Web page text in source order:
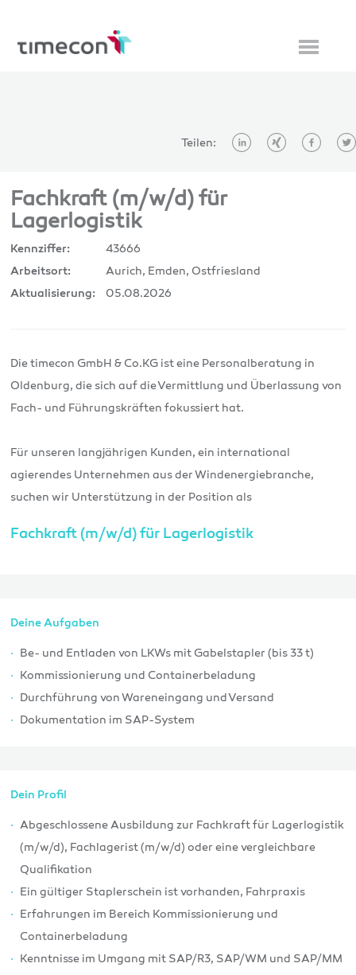
Teilen:
Fachkraft (m/w/d) für
Lagerlogistik
Kennziffer: 43666
Arbeitsort: Aurich, Emden, Ostfriesland
Aktualisierung: 05.08.2026
Die timecon GmbH & Co.KG ist eine Personalberatung in
Oldenburg, die sich auf die Vermittlung und Überlassung von
Fach- und Führungskräften fokussiert hat.
Für unseren langjährigen Kunden, ein international
agierendes Unternehmen aus der Windenergiebranche,
suchen wir Unterstützung in der Position als
Fachkraft (m/w/d) für Lagerlogistik
Deine Aufgaben
Be- und Entladen von LKWs mit Gabelstapler (bis 33 t)
Kommissionierung und Containerbeladung
Durchführung von Wareneingang und Versand
Dokumentation im SAP-System
Dein Profil
Abgeschlossene Ausbildung zur Fachkraft für Lagerlogistik
(m/w/d), Fachlagerist (m/w/d) oder eine vergleichbare
Qualifikation
Ein gültiger Staplerschein ist vorhanden, Fahrpraxis
Erfahrungen im Bereich Kommissionierung und
Containerbeladung
Kenntnisse im Umgang mit SAP/R3, SAP/WM und SAP/MM